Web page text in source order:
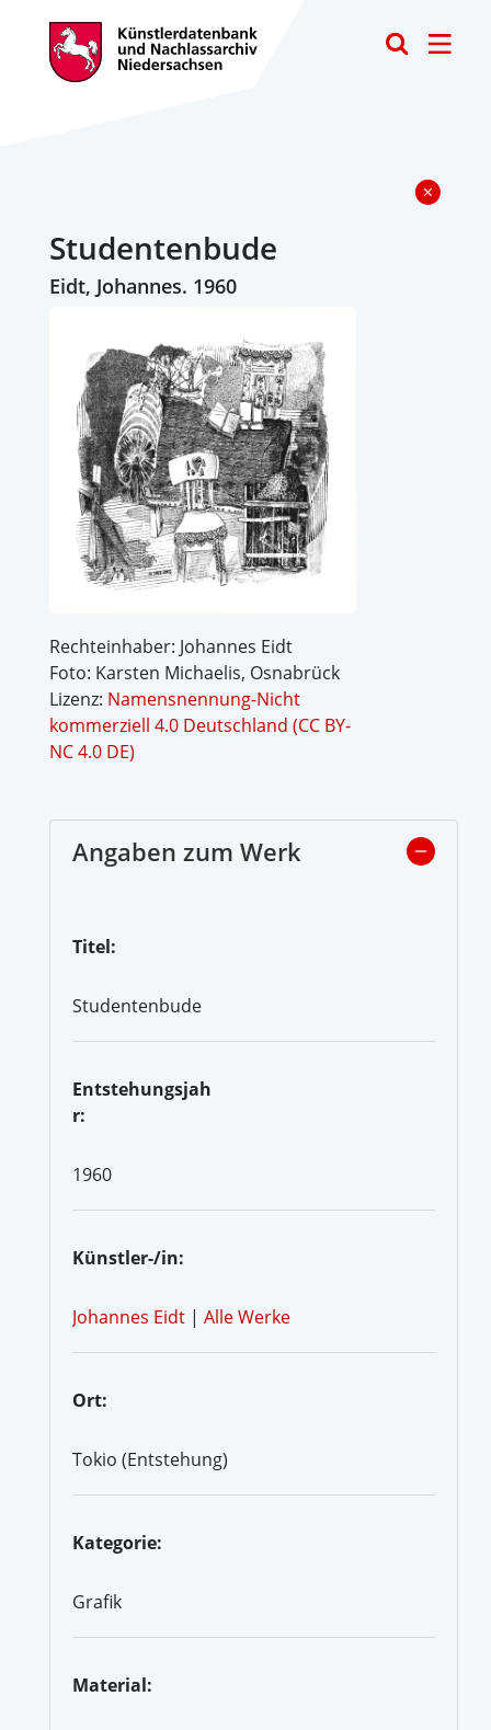
Studentenbude
Eidt, Johannes. 1960
Rechteinhaber: Johannes Eidt
Foto: Karsten Michaelis, Osnabrück
Lizenz: Namensnennung-Nicht
kommerziell 4.0 Deutschland (CC BY-
NC 4.0 DE)
Angaben zum Werk
Titel:
Studentenbude
Entstehungsjah
r:
1960
Künstler-/in:
Johannes Eidt | Alle Werke
Ort:
Tokio (Entstehung)
Kategorie:
Grafik
Material: